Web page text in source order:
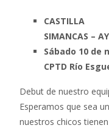
e
b
o
o
k
s
A
p
p
CASTILLA
SIMANCAS –
Sábado 10 de
CPTD Río
Debut de nuestro
Esperamos que sea
nuestros chicos